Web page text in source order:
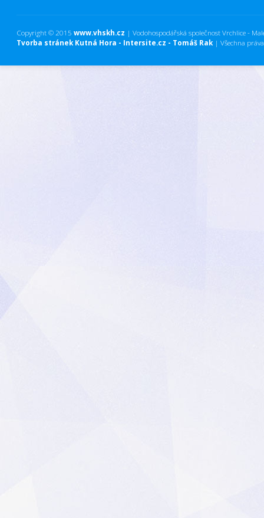
Copyright © 2015 www.vhskh.cz | Vodohospodářská společnost Vrchlice -
Tvorba stránek Kutná Hora - Intersite.cz - Tomáš Rak | Všechna